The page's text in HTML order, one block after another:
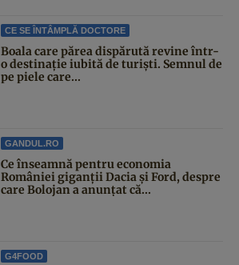
CE SE ÎNTÂMPLĂ DOCTORE
Boala care părea dispărută revine într-
o destinație iubită de turiști. Semnul de
pe piele care...
GANDUL.RO
Ce înseamnă pentru economia
României giganții Dacia și Ford, despre
care Bolojan a anunțat că...
G4FOOD